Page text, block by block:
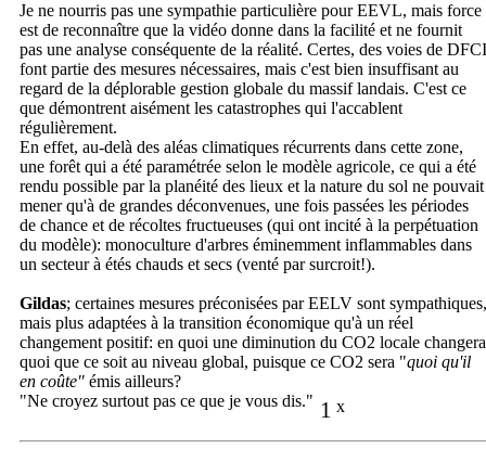
Je ne nourris pas une sympathie particulière pour EEVL, mais force
est de reconnaître que la vidéo donne dans la facilité et ne fournit
pas une analyse conséquente de la réalité. Certes, des voies de DFCI
font partie des mesures nécessaires, mais c'est bien insuffisant au
regard de la déplorable gestion globale du massif landais. C'est ce
que démontrent aisément les catastrophes qui l'accablent
régulièrement.
En effet, au-delà des aléas climatiques récurrents dans cette zone,
une forêt qui a été paramétrée selon le modèle agricole, ce qui a été
rendu possible par la planéité des lieux et la nature du sol ne pouvait
mener qu'à de grandes déconvenues, une fois passées les périodes
de chance et de récoltes fructueuses (qui ont incité à la perpétuation
du modèle): monoculture d'arbres éminemment inflammables dans
un secteur à étés chauds et secs (venté par surcroit!).
Gildas; certaines mesures préconisées par EELV sont sympathiques,
mais plus adaptées à la transition économique qu'à un réel
changement positif: en quoi une diminution du CO2 locale changera
quoi que ce soit au niveau global, puisque ce CO2 sera "quoi qu'il
en coûte" émis ailleurs?
1 x
"Ne croyez surtout pas ce que je vous dis."